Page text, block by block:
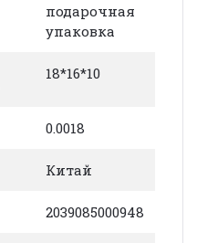
подарочная
упаковка
18*16*10
0.0018
Китай
2039085000948